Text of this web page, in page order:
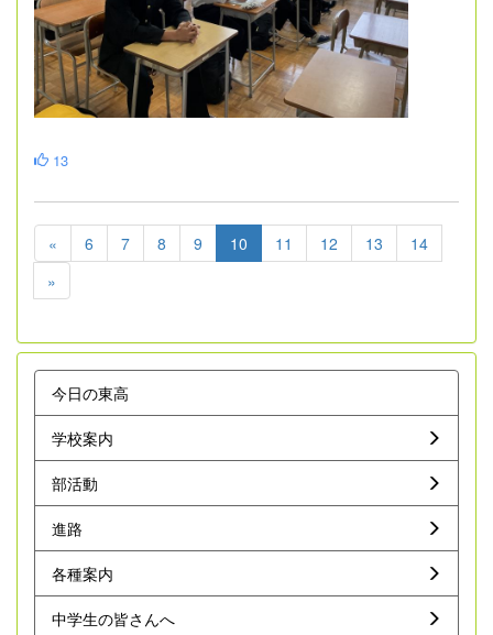
13
« 6 7 8 9 10 11 12 13
14
»
今日の東高
学校案内
部活動
進路
各種案内
中学生の皆さんへ